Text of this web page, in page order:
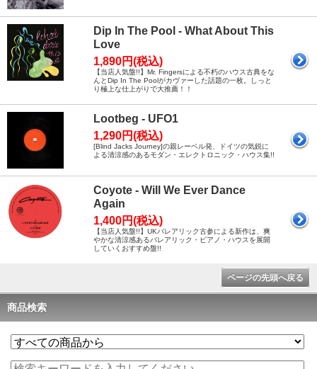
Dip In The Pool - What About This
Love
1,890円(税込)
【当店人気盤!!】Mr. Fingersによる不朽のハウス古典をな
んとDip In The Poolがカヴァーした話題の一枚。しっと
り極上な仕上がりで大推薦！！
Lootbeg - UFO1
1,290円(税込)
[Blind Jacks Journey]の親レーベル発、ドイツの気鋭に
よる清涼感のあるモダン・エレクトロニック・ハウス集!!
Coyote - Will We Ever Dance
Again
1,400円(税込)
【当店人気盤!!】UKバレアリック古参による新作は、爽
やかな清涼感あるバレアリック・ピアノ・ハウスを展開
していくおすすめ盤!!
ページの先頭へ戻る
商品検索